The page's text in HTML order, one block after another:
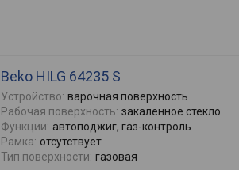
Beko HILG 64235 S
Устройство: варочная поверхность
Рабочая поверхность: закаленное стекло
Функции: автоподжиг, газ-контроль
Рамка: отсутствует
Тип поверхности: газовая